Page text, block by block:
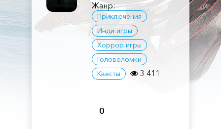
Жанр:
Приключения
Инди игры
Хоррор игры
Головоломки
Квесты
3 411
0